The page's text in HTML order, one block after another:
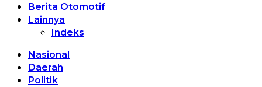
Berita Otomotif
Lainnya
Indeks
Nasional
Daerah
Politik